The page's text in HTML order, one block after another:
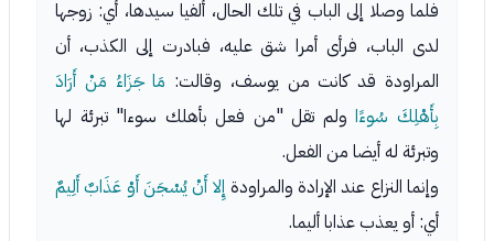
فلما وصلا إلى الباب في تلك الحال، ألفيا سيدها، أي: زوجها
لدى الباب، فرأى أمرا شق عليه، فبادرت إلى الكذب، أن
المراودة قد كانت من يوسف، وقالت: مَا جَزَاءُ مَنْ أَرَادَ
بِأَهْلِكَ سُوءًاولم تقل "من فعل بأهلك سوءا" تبرئة لها
وتبرئة له أيضا من الفعل.
وإنما النزاع عند الإرادة والمراودة إِلا أَنْ يُسْجَنَ أَوْ عَذَابٌ أَلِيمٌ
أي: أو يعذب عذابا أليما.